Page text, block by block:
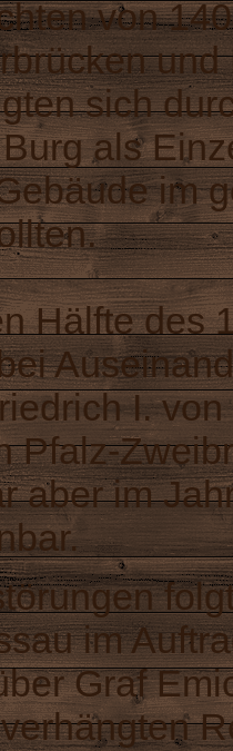
von
sich
als
im
Hälfte des
I.
Pfalz-
aber im
im
Graf